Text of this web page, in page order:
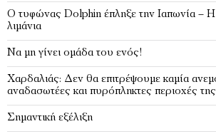
Ο τυφώνας Dolphin έπληξε την Ιαπωνία – H
λιμάνια
Να μη γίνει ομάδα του ενός!
Χαρδαλιάς: Δεν θα επιτρέψουμε καμία
αναδασωτέες και πυρόπληκτες περιοχές της
Σημαντική εξέλιξη